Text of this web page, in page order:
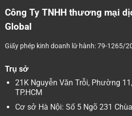
Công Ty TNHH thương mại
Global
Giấy phép kinh doanh lữ hành: 79-1265/
Trụ sở
21K Nguyễn Văn Trỗi, Phường
TP.HCM
Cơ sở Hà Nội: Số 5 Ngõ 231